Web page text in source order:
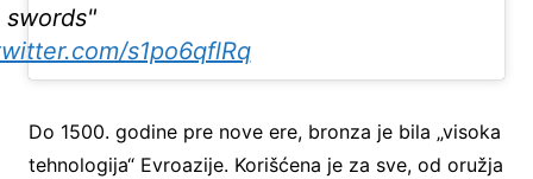
s1po6qflRq
Do 1500. godine pre nove ere, bronza je bila „visoka
tehnologija“ Evroazije. Korišćena je za sve, od oružja